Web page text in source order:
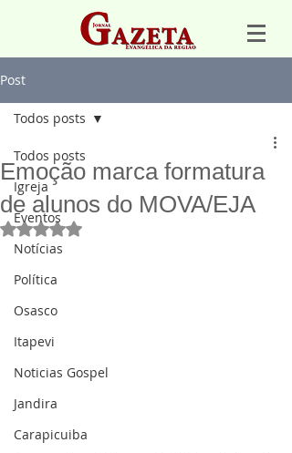
Post
Todos posts
Igreja
Eventos
Notícias
Política
Osasco
Itapevi
Noticias Gospel
Jandira
Carapicuiba
Todos posts
Emoção marca formatura
de alunos do MOVA/EJA
Avaliado com NaN de 5 estrelas.